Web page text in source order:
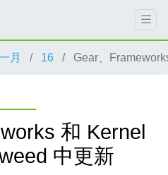
月 16 Gear、
和 Kernel
中更新